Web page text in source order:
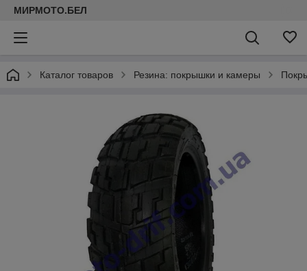
МИРМОТО.БЕЛ
Каталог товаров Резина: покрышки и камеры